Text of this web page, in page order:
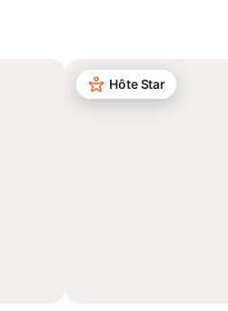
Hôte Star